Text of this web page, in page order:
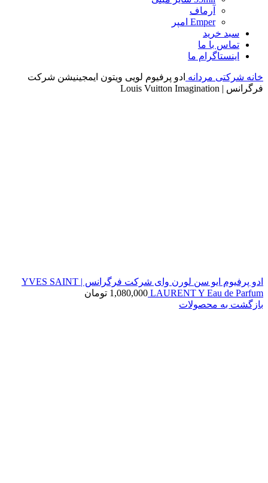
آرماف
Emper امپر
سبد خرید
تماس با ما
اینستاگرام ما
خانه شرکتی مردانه ادو پرفیوم لویی ویتون ایمجینیشن شرکت
فرگرانس | Louis Vuitton Imagination
ادو پرفیوم ایو سن لورن وای شرکت فرگرانس | YVES SAINT
LAURENT Y Eau de Parfum
1,080,000 تومان
بازگشت به محصولات